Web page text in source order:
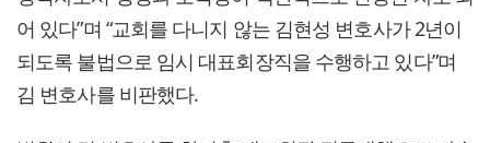
어 있다”며 “교회를 다니지 않는 김현성 변호사가 2년이
되도록 불법으로 임시 대표회장직을 수행하고 있다”며
김 변호사를 비판했다.